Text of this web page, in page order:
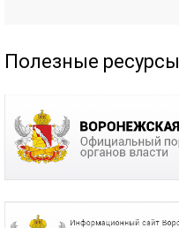
Полезные ресурсы